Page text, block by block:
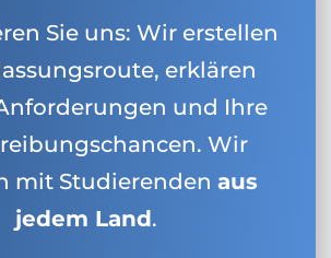
Sie uns: Wir erstellen
erklären
und Ihre
Wir
mit Studierenden aus
jedem Land.